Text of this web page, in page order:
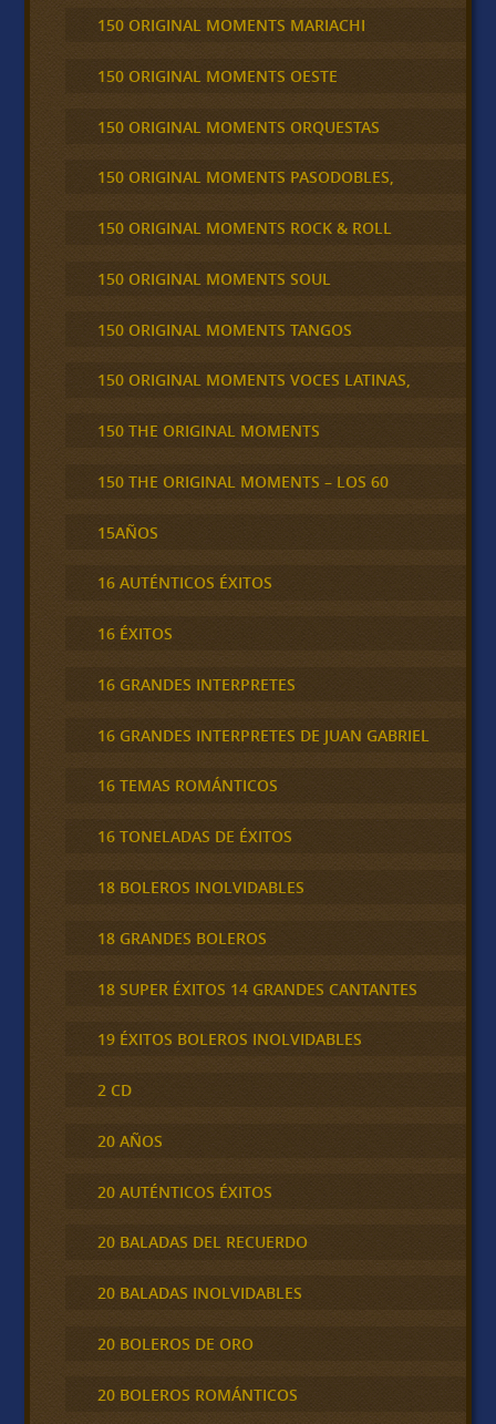
150 ORIGINAL MOMENTS MARIACHI
150 ORIGINAL MOMENTS OESTE
150 ORIGINAL MOMENTS ORQUESTAS
150 ORIGINAL MOMENTS PASODOBLES,
150 ORIGINAL MOMENTS ROCK & ROLL
150 ORIGINAL MOMENTS SOUL
150 ORIGINAL MOMENTS TANGOS
150 ORIGINAL MOMENTS VOCES LATINAS,
150 THE ORIGINAL MOMENTS
150 THE ORIGINAL MOMENTS – LOS 60
15AÑOS
16 AUTÉNTICOS ÉXITOS
16 ÉXITOS
16 GRANDES INTERPRETES
16 GRANDES INTERPRETES DE JUAN GABRIEL
16 TEMAS ROMÁNTICOS
16 TONELADAS DE ÉXITOS
18 BOLEROS INOLVIDABLES
18 GRANDES BOLEROS
18 SUPER ÉXITOS 14 GRANDES CANTANTES
19 ÉXITOS BOLEROS INOLVIDABLES
2 CD
20 AÑOS
20 AUTÉNTICOS ÉXITOS
20 BALADAS DEL RECUERDO
20 BALADAS INOLVIDABLES
20 BOLEROS DE ORO
20 BOLEROS ROMÁNTICOS